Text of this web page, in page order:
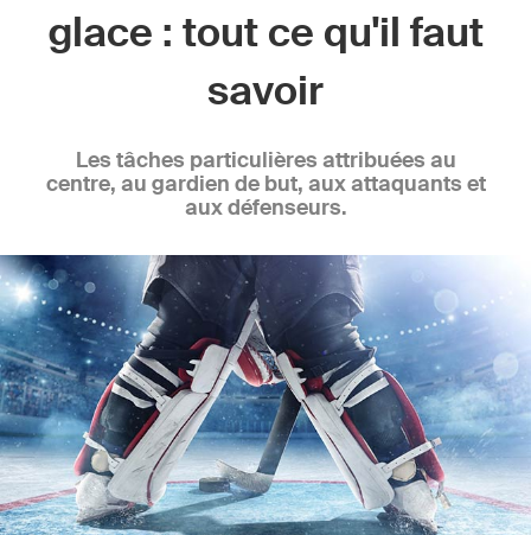
glace : tout ce qu'il faut
savoir
Les tâches particulières attribuées au
centre, au gardien de but, aux attaquants et
aux défenseurs.